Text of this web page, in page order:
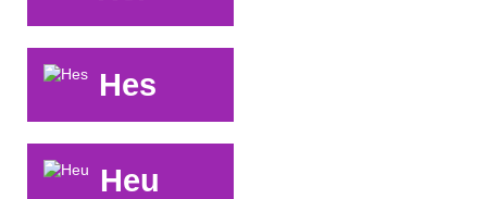
Hes
Heu